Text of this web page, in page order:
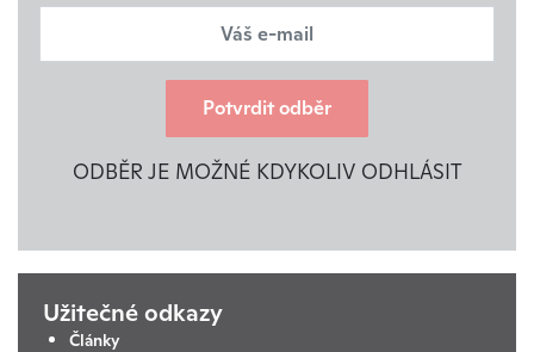
Potvrdit odběr
ODBĚR JE MOŽNÉ KDYKOLIV ODHLÁSIT
Užitečné odkazy
Články